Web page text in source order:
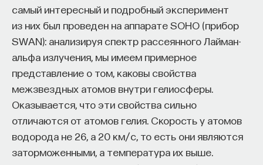
самый интересный и подробный эксперимент
из них был проведен на аппарате SOHO (прибор
SWAN): анализируя спектр рассеянного Лайман-
альфа излучения, мы имеем примерное
представление о том, каковы свойства
межзвездных атомов внутри гелиосферы.
Оказывается, что эти свойства сильно
отличаются от атомов гелия. Скорость у атомов
водорода не 26, а 20 км/с, то есть они являются
заторможенными, а температура их выше.